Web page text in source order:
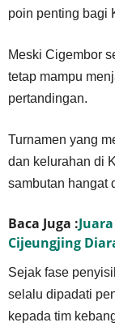
poin penting bagi
Meski Cigembor
tetap mampu
pertandingan.
Turnamen yang
dan kelurahan di
sambutan hangat
Baca Juga :
Cijeungjing
Sejak fase
selalu dipadati
kepada tim